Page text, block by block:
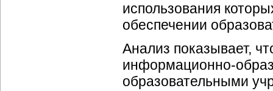
использования
обеспечении
Анализ показывает,
информационно-
образовательными